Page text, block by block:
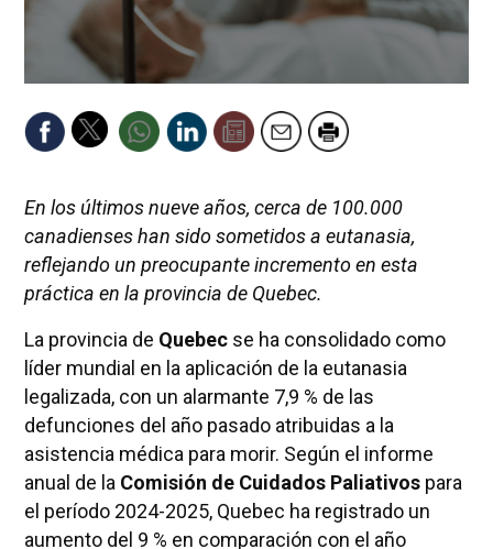
En los últimos nueve años, cerca de 100.000
canadienses han sido sometidos a eutanasia,
reflejando un preocupante incremento en esta
práctica en la provincia de Quebec.
La provincia de Quebecse ha consolidado como
líder mundial en la aplicación de la eutanasia
legalizada, con un alarmante 7,9 % de las
defunciones del año pasado atribuidas a la
asistencia médica para morir. Según el informe
anual de la Comisión de Cuidados Paliativospara
el período 2024-2025, Quebec ha registrado un
aumento del 9 % en comparación con el año